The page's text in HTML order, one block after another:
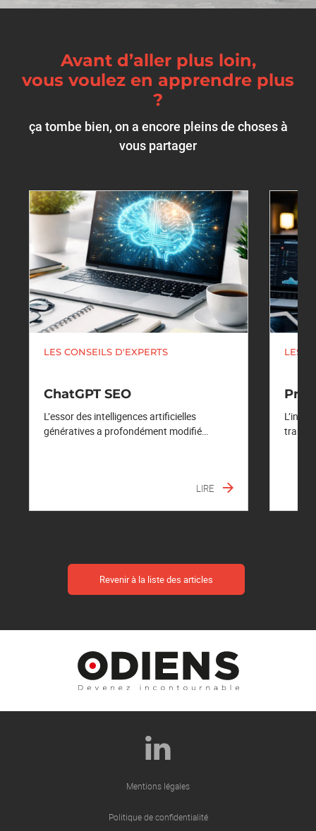
Avant d’aller plus loin,
vous voulez en apprendre plus
?
ça tombe bien, on a encore pleins de choses à
vous partager
LES CONSEILS D'EXPERTS
ChatGPT SEO
L’essor des intelligences artificielles
génératives a profondément modifié…
LIRE
LES
Revenir à la liste des articles
Mentions légales
Politique de confidentialité